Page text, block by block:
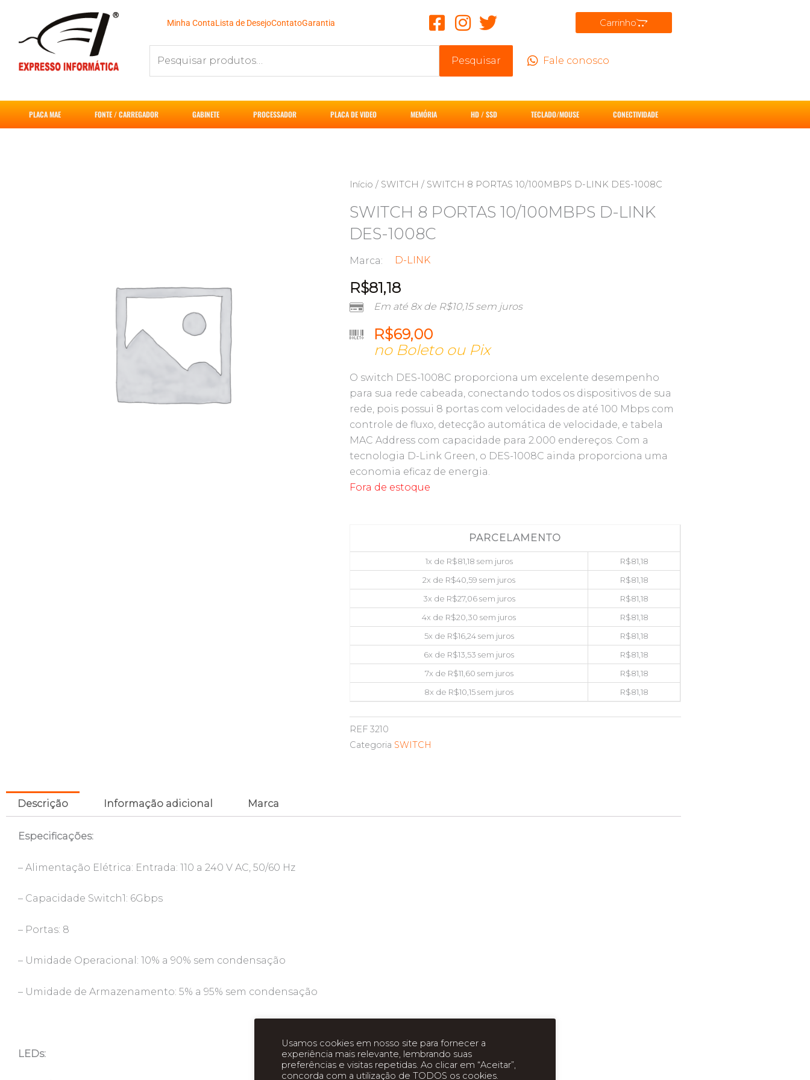
conteúdo
Minha ContaLista de DesejoContatoGarantia Carrinho
por:
Pesquisar Fale conosco
PLACA MAE FONTE / CARREGADOR GABINETE PROCESSADOR PLACA DE VIDEO MEMÓRIA HD / SSD TECLADO/MOUSE CONECTIVIDADE
Início / SWITCH / SWITCH 8 PORTAS 10/100MBPS D-LINK DES-1008C
SWITCH 8 PORTAS 10/100MBPS D-LINK
DES-1008C
Marca: D-LINK
R$81,18
Em até 8x de R$10,15sem juros
R$69,00
no Boleto ou Pix
O switch DES-1008C proporciona um excelente desempenho
para sua rede cabeada, conectando todos os dispositivos de sua
rede, pois possui 8 portas com velocidades de até 100 Mbps com
controle de fluxo, detecção automática de velocidade, e tabela
MAC Address com capacidade para 2.000 endereços. Com a
tecnologia D-Link Green, o DES-1008C ainda proporciona uma
economia eficaz de energia.
Fora de estoque
PARCELAMENTO
1x de R$81,18 sem juros R$81,18
2x de R$40,59 sem juros R$81,18
3x de R$27,06sem juros R$81,18
4x de R$20,30 sem juros R$81,18
5x de R$16,24sem juros R$81,18
6x de R$13,53 sem juros R$81,18
7x de R$11,60 sem juros R$81,18
8x de R$10,15sem juros R$81,18
REF 3210
Categoria SWITCH
Descrição Informação adicional Marca
Especificações:
– Alimentação Elétrica: Entrada: 110 a 240 V AC, 50/60 Hz
– Capacidade Switch1: 6Gbps
– Portas: 8
– Umidade Operacional: 10% a 90% sem condensação
– Umidade de Armazenamento: 5% a 95% sem condensação
LEDs:
Usamos cookies em nosso site para fornecer a
experiência mais relevante, lembrando suas
preferências e visitas repetidas. Ao clicar em “Aceitar”,
concorda com a utilização de TODOS os cookies.